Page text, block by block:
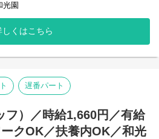
チェ和光Ⅱ園
歳-6名 2歳-6名）
20:00 / 土曜日 7:00～18:00
掃、整備
備と介助
り
へのご対応、伝達・相談
光園
しくはこちら
遅番パート
フ）／時給1,660円／有給
クOK／扶養内OK／和光